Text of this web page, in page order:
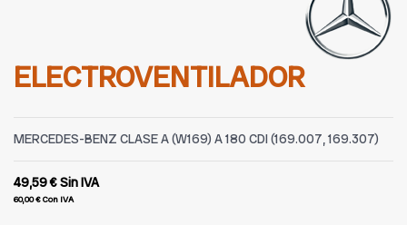
ELECTROVENTILADOR
MERCEDES-BENZ CLASE A (W169) A 180 CDI (169.007, 169.307)
49,59 €Sin IVA
60,00 €Con IVA